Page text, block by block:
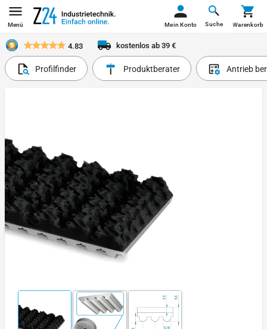
Menü Suche
Mein Konto Warenkorb
4.83 kostenlos ab 39 €
Profilfinder Produktberater Antrieb